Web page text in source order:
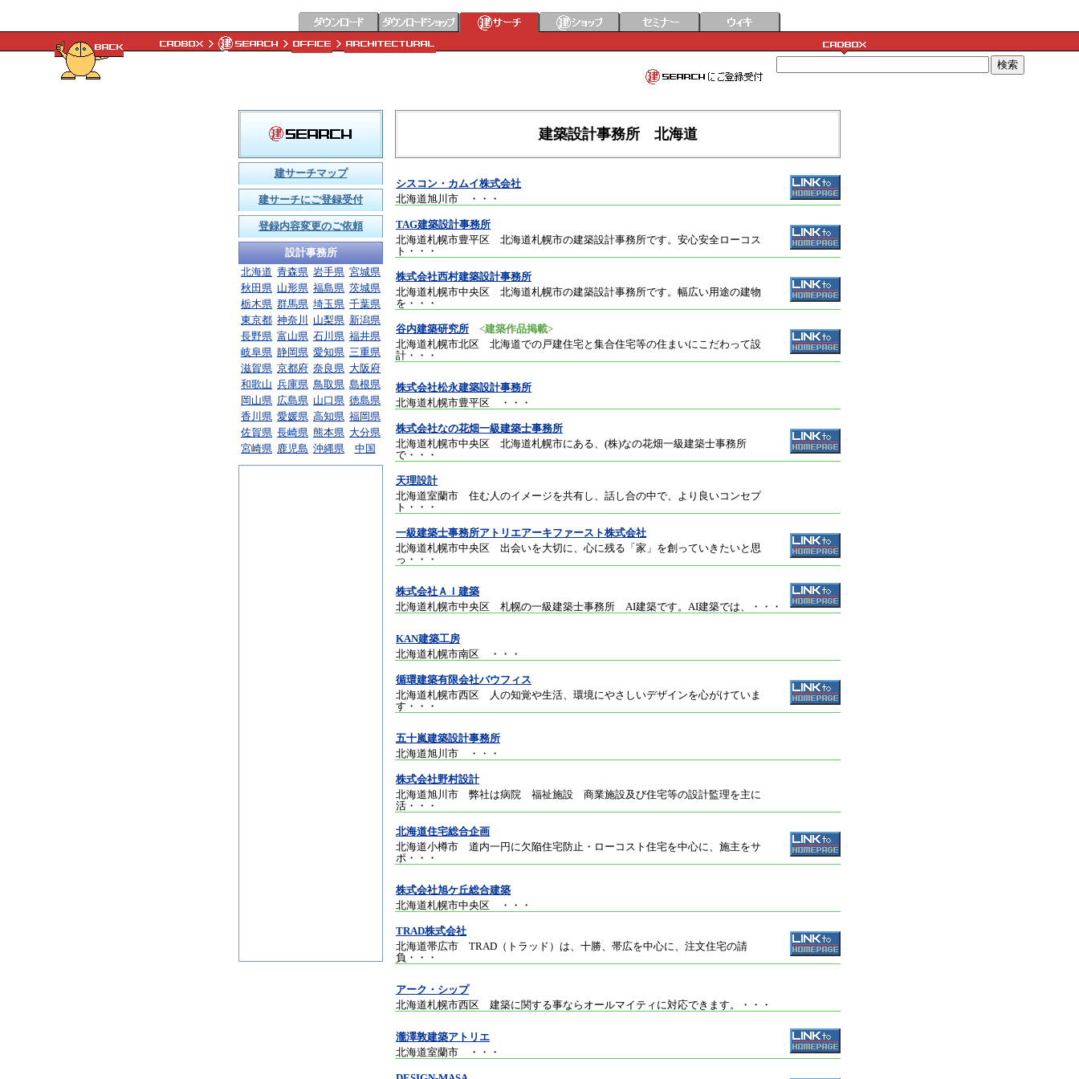
建サーチマップ
建サーチにご登録受付
登録内容変更のご依頼
設計事務所
北海道 青森県 岩手県 宮城県
秋田県 山形県 福島県 茨城県
栃木県 群馬県 埼玉県 千葉県
東京都 神奈川 山梨県 新潟県
長野県 富山県 石川県 福井県
岐阜県 静岡県 愛知県 三重県
滋賀県 京都府 奈良県 大阪府
和歌山 兵庫県 鳥取県 島根県
岡山県 広島県 山口県 徳島県
香川県 愛媛県 高知県 福岡県
佐賀県 長崎県 熊本県 大分県
宮崎県 鹿児島 沖縄県 中国
建築設計事務所 北海道
シスコン・カムイ株式会社
北海道旭川市
・・・
TAG建築設計事務所
北海道札幌市豊平区 北海道札幌市の建築設計事務所です。安心安全ローコス
ト ・・・
株式会社西村建築設計事務所
北海道札幌市中央区 北海道札幌市の建築設計事務所です。幅広い用途の建物
を ・・・
谷内建築研究所 <建築作品掲載>
北海道札幌市北区 北海道での戸建住宅と集合住宅等の住まいにこだわって設
計 ・・・
株式会社松永建築設計事務所
北海道札幌市豊平区
・・・
株式会社なの花畑一級建築士事務所
北海道札幌市中央区 北海道札幌市にある、(株)なの花畑一級建築士事務所
で ・・・
天理設計
北海道室蘭市 住む人のイメージを共有し、話し合の中で、より良いコンセプ
ト ・・・
一級建築士事務所アトリエアーキファースト株式会社
北海道札幌市中央区 出会いを大切に、心に残る「家」を創っていきたいと思
っ ・・・
株式会社ＡＩ建築
北海道札幌市中央区 札幌の一級建築士事務所 AI建築です。AI建築では、
・・・
KAN建築工房
北海道札幌市南区
・・・
循環建築有限会社バウフィス
北海道札幌市西区 人の知覚や生活、環境にやさしいデザインを心がけていま
す ・・・
五十嵐建築設計事務所
北海道旭川市
・・・
株式会社野村設計
北海道旭川市 弊社は病院 福祉施設 商業施設及び住宅等の設計監理を主に
活 ・・・
北海道住宅総合企画
北海道小樽市 道内一円に欠陥住宅防止・ローコスト住宅を中心に、施主をサ
ポ ・・・
株式会社旭ケ丘総合建築
北海道札幌市中央区
・・・
TRAD株式会社
北海道帯広市 TRAD（トラッド）は、十勝、帯広を中心に、注文住宅の請
負 ・・・
アーク・シップ
北海道札幌市西区 建築に関する事ならオールマイティに対応できます。
・・・
瀧澤敦建築アトリエ
北海道室蘭市
・・・